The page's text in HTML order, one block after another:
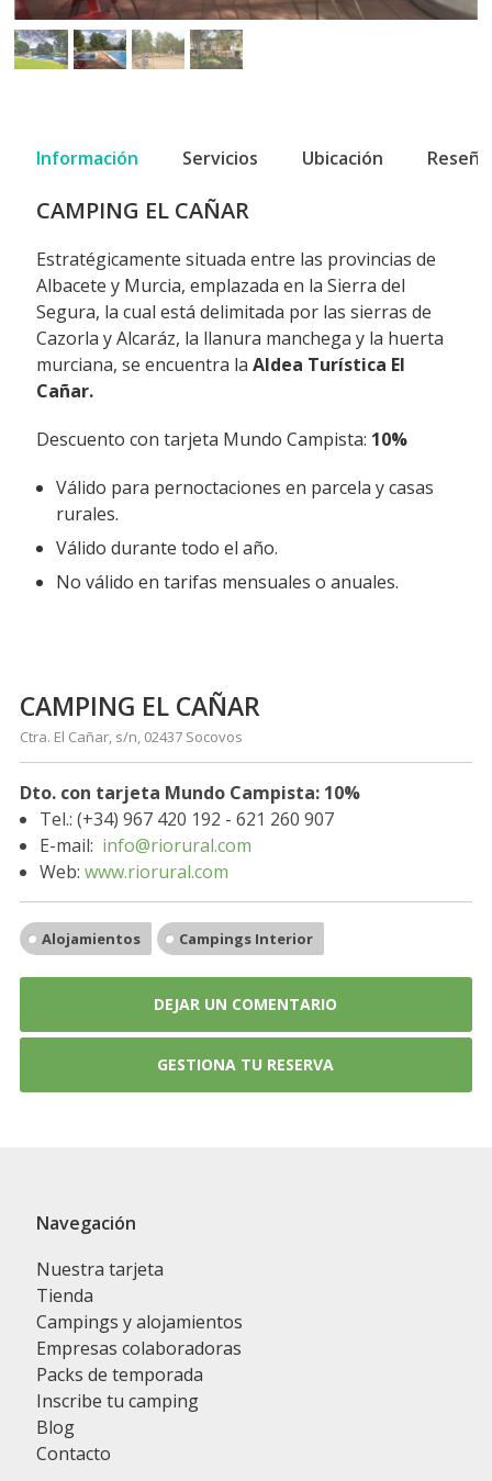
Información Servicios Ubicación
CAMPING EL CAÑAR
Estratégicamente situada entre las provincias de
Albacete y Murcia, emplazada en la Sierra del
Segura, la cual está delimitada por las sierras de
Cazorla y Alcaráz, la llanura manchega y la huerta
murciana, se encuentra la Aldea Turística El
Cañar.
Descuento con tarjeta Mundo Campista: 10%
Válido para pernoctaciones en parcela y casas
rurales.
Válido durante todo el año.
No válido en tarifas mensuales o anuales.
CAMPING EL CAÑAR
Ctra. El Cañar, s/n, 02437 Socovos
Dto. con tarjeta Mundo Campista: 10%
Tel.: (+34) 967 420 192 - 621 260 907
E-mail: info@riorural.com
Web:www.riorural.com
Alojamientos Campings Interior
DEJAR UN COMENTARIO
GESTIONA TU RESERVA
Navegación
Nuestra tarjeta
Tienda
Campings y alojamientos
Empresas colaboradoras
Packs de temporada
Inscribe tu camping
Blog
Contacto